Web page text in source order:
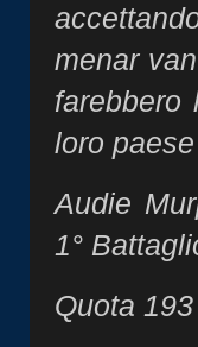
menar
loro
Audie
1°
Quota